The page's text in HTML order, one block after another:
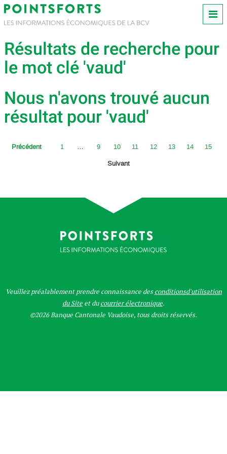
Résultats de recherche pour
le mot clé 'vaud'
Nous n'avons trouvé aucun
résultat pour 'vaud'
Précédent 1 … 9 10 11 12 13 14
15
Suivant
Veuillez préalablement prendre connaissance desconditionsd'utilisation
du Site et ducourrier électronique.
©2026 Banque Cantonale Vaudoise, tous droits réservés.